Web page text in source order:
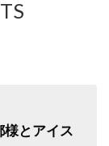
とアイス